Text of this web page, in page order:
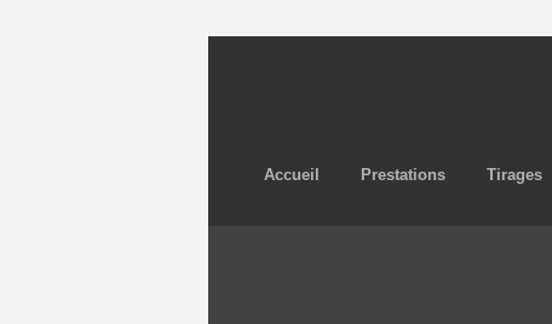
Accueil Prestations Tirages